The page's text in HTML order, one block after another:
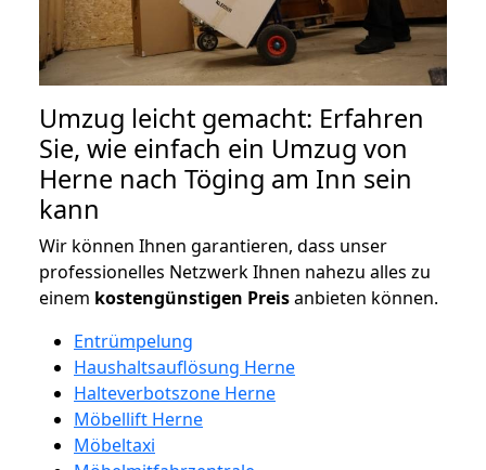
Umzug leicht gemacht: Erfahren
Sie, wie einfach ein Umzug von
Herne nach Töging am Inn sein
kann
Wir können Ihnen garantieren, dass unser
professionelles Netzwerk Ihnen nahezu alles zu
einem kostengünstigen Preisanbieten können.
Entrümpelung
Haushaltsauflösung Herne
Halteverbotszone Herne
Möbellift Herne
Möbeltaxi